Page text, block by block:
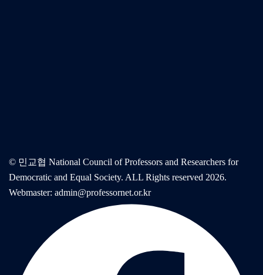
© 민교협 National Council of Professors and Researchers for
Democratic and Equal Society. ALL Rights reserved 2026.
Webmaster: admin@professornet.or.kr